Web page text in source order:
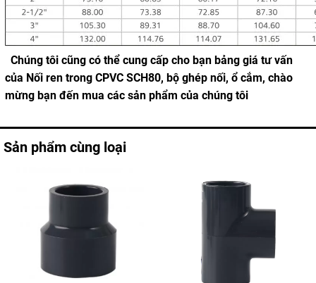
Chúng tôi cũng có thể cung cấp cho bạn bảng giá tư vấn
của Nối ren trong CPVC SCH80, bộ ghép nối, ổ cắm, chào
mừng bạn đến mua các sản phẩm của chúng tôi
Sản phẩm cùng loại